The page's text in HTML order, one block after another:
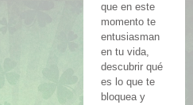
que en este
momento te
entusiasman
en tu vida,
descubrir qué
es lo que te
bloquea y